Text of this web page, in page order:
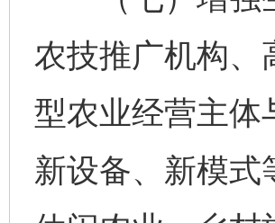
农技推广机构、
型农业经营主体
新设备、新模式